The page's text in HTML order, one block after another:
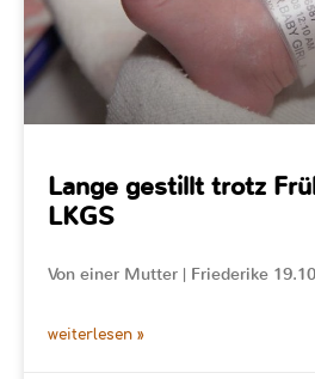
Lange gestillt trotz
LKGS
Von einer Mutter | Friederike
weiterlesen »